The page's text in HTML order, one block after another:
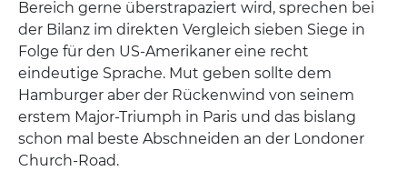
Bereich gerne überstrapaziert wird, sprechen bei
der Bilanz im direkten Vergleich sieben Siege in
Folge für den US-Amerikaner eine recht
eindeutige Sprache. Mut geben sollte dem
Hamburger aber der Rückenwind von seinem
erstem Major-Triumph in Paris und das bislang
schon mal beste Abschneiden an der Londoner
Church-Road.